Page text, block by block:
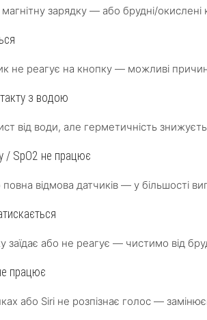
зарядку — або брудні/
не реагує на кнопку — можливі
з водою
від води, але герметичність
/ SpO2 не працює
відмова датчиків — у більшості
заїдає або не реагує — чистимо від
працює
або Siri не розпізнає голос —